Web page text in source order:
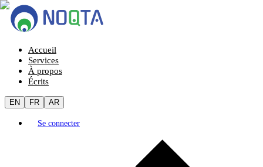
Accueil
Services
À propos
Écrits
EN FR AR
Se connecter